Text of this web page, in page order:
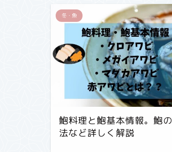
冬・魚
鮑料理と鮑基本情報。鮑
法など詳しく解説